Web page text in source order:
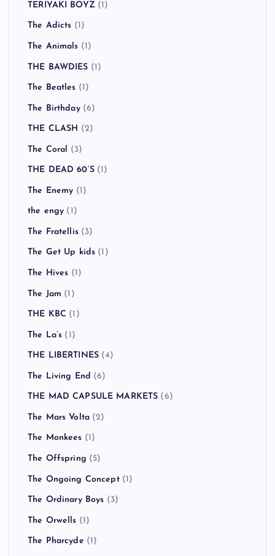
TERIYAKI BOYZ(1)
The Adicts (1)
The Animals (1)
THE BAWDIES (1)
The Beatles (1)
The Birthday(6)
THE CLASH (2)
The Coral (3)
THE DEAD 60’S(1)
The Enemy (1)
the engy (1)
The Fratellis(3)
The Get Up kids (1)
The Hives (1)
The Jam (1)
THE KBC (1)
The La’s (1)
THE LIBERTINES (4)
The Living End (6)
THE MAD CAPSULE MARKETS (6)
The Mars Volta (2)
The Monkees (1)
The Offspring (5)
The Ongoing Concept(1)
The Ordinary Boys (3)
The Orwells (1)
The Pharcyde (1)